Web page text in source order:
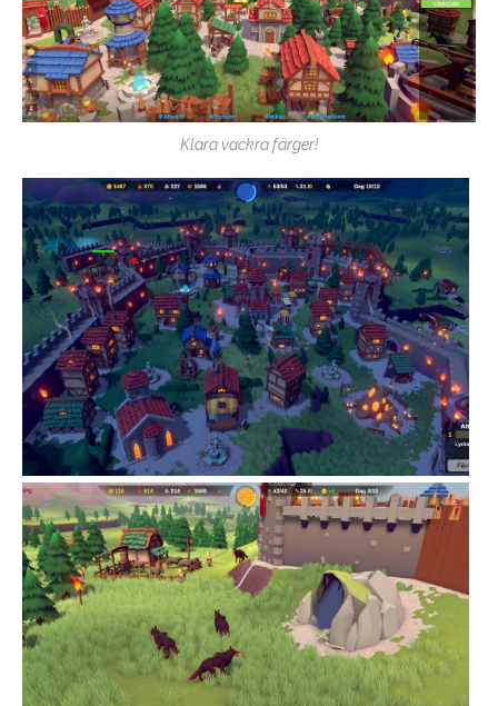
Klara vackra färger!